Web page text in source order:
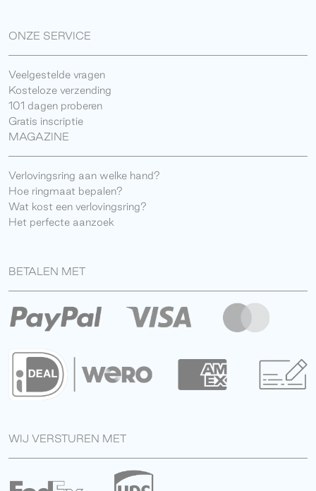
ONZE SERVICE
Veelgestelde vragen
Kosteloze verzending
101 dagen proberen
Gratis inscriptie
MAGAZINE
Verlovingsring aan welke hand?
Hoe ringmaat bepalen?
Wat kost een verlovingsring?
Het perfecte aanzoek
BETALEN MET
WIJ VERSTUREN MET